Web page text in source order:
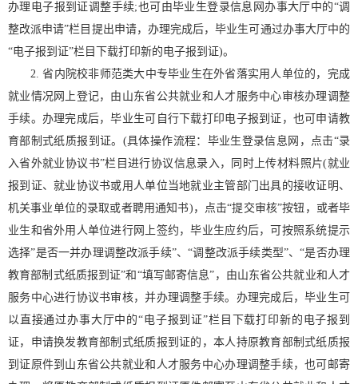
办理电子报到证调整手续;也可由毕业生登录信息网办事大厅中的“调
整改派申请”栏目提出申请，办理完成后，毕业生可通过办事大厅中的
“电子报到证”栏目下载打印新的电子报到证)。
2. 省内院校非师范类大中专毕业生在外省落实用人单位的，完成
就业情况网上登记，由山东省公共就业和人才服务中心审核办理调整
手续。办理完成后，毕业生可自行下载打印电子报到证，也可申请教
育部制式纸质报到证。(具体操作流程：毕业生登录信息网，点击“录
入省外就业协议书”栏目进行协议信息录入，同时上传材料照片(就业
报到证、就业协议书或用人单位当地就业主管部门出具的接收证明、
机关事业单位的录取或者聘用通知书)，点击“提交审核”按钮，或者毕
业生和省外用人单位进行网上签约，毕业生应约后，可按照系统提示
选择”是否一并办理调整改派手续”、“调整改派手续类型”、“是否办理
教育部制式纸质报到证”和“填写邮寄信息”，由山东省公共就业和人才
服务中心进行协议书审核，并办理调整手续。办理完成后，毕业生可
以直接通过办事大厅中的“电子报到证”栏目下载打印新的电子报到
证，申请换发教育部制式纸质报到证的，本人持原教育部制式纸质报
到证原件到山东省公共就业和人才服务中心办理调整手续，也可邮寄